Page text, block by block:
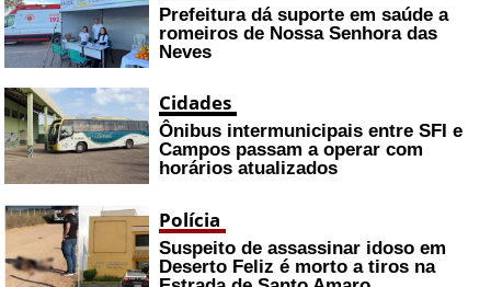
Prefeitura dá suporte em saúde a
romeiros de Nossa Senhora das
Neves
Cidades
Ônibus intermunicipais entre SFI e
Campos passam a operar com
horários atualizados
Polícia
Suspeito de assassinar idoso em
Deserto Feliz é morto a tiros na